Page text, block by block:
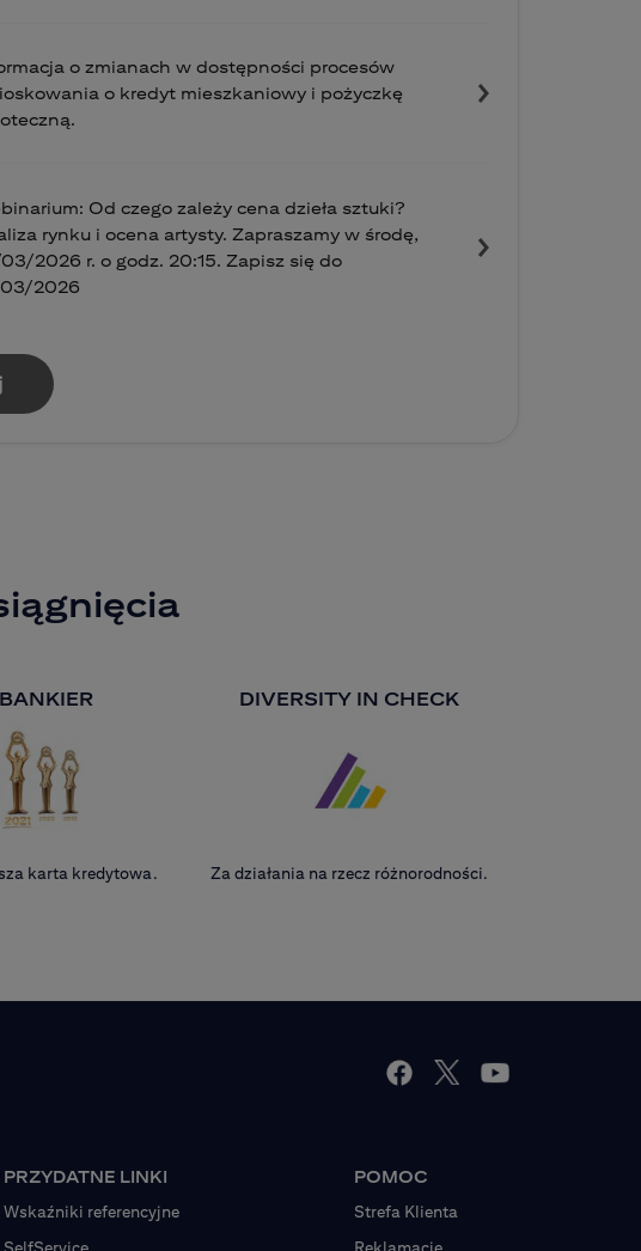
o zmianach w dostępności procesów
o kredyt mieszkaniowy i pożyczkę
Od czego zależy cena dzieła sztuki?
rynku i ocena artysty. Zapraszamy w środę,
2026 r. o godz. 20:15. Zapisz się do
2026
karta kredytowa.
DIVERSITY IN CHECK
Za działania na rzecz różnorodności.
PRZYDATNE LINKI
Wskaźniki referencyjne
POMOC
Strefa Klienta